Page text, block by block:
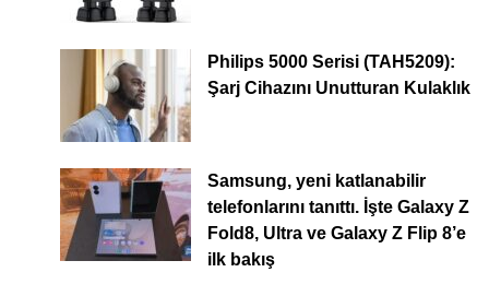
Philips 5000 Serisi (TAH5209):
Şarj Cihazını Unutturan Kulaklık
Samsung, yeni katlanabilir
telefonlarını tanıttı. İşte Galaxy Z
Fold8, Ultra ve Galaxy Z Flip 8’e
ilk bakış